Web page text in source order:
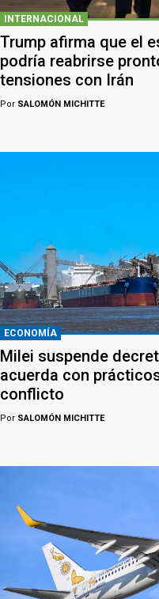
INTERNACIONAL
Trump afirma que el
podría reabrirse
tensiones con Irán
Por SALOMÓN MICHITTE
ECONOMÍA
Milei suspende
acuerda con
conflicto
Por SALOMÓN MICHITTE